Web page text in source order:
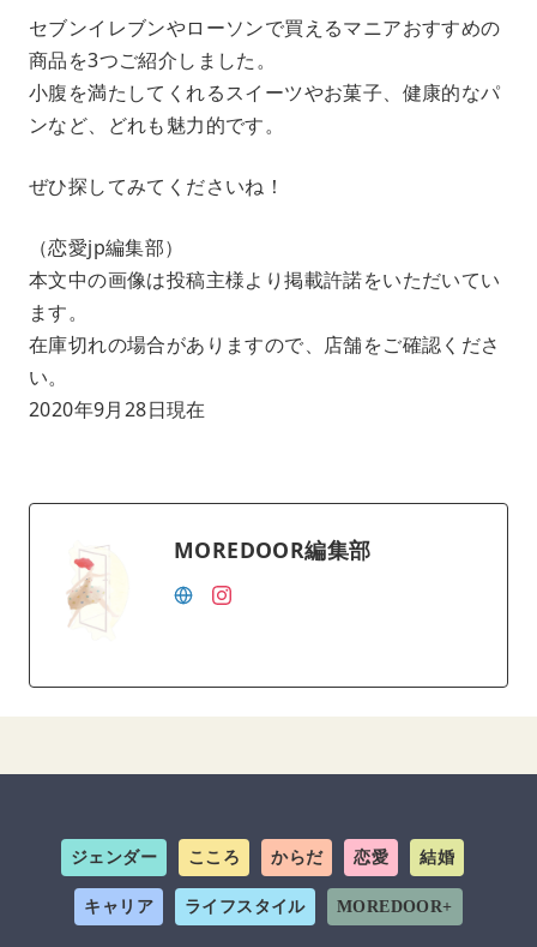
セブンイレブンやローソンで買えるマニアおすすめの
商品を3つご紹介しました。
小腹を満たしてくれるスイーツやお菓子、健康的なパ
ンなど、どれも魅力的です。
ぜひ探してみてくださいね！
（恋愛jp編集部）
本文中の画像は投稿主様より掲載許諾をいただいてい
ます。
在庫切れの場合がありますので、店舗をご確認くださ
い。
2020年9月28日現在
MOREDOOR編集部
ジェンダー こころ からだ 恋愛 結婚
キャリア ライフスタイル MOREDOOR+